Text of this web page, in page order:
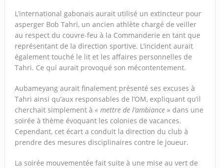
L’international gabonais aurait utilisé un extincteur pour
asperger Bob Tahri, un ancien athlète chargé de veiller
au respect du couvre-feu à la Commanderie en tant que
représentant de la direction sportive. L’incident aurait
également touché le lit et les affaires personnelles de
Tahri. Ce qui aurait provoqué son mécontentement.
Aubameyang aurait finalement présenté ses excuses à
Tahri ainsi qu’aux responsables de l’OM, expliquant qu’il
cherchait simplement à « mettre de l’ambiance » dans une
soirée à thème évoquant les colonies de vacances.
Cependant, cet écart a conduit la direction du club à
prendre des mesures disciplinaires contre le joueur.
La soirée mouvementée fait suite à une mise au vert de